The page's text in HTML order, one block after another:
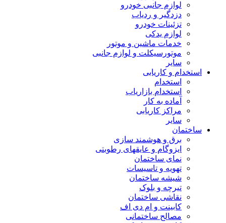
لوازم جانبی خودرو
دزدگیر و ردیاب
تزئینات خودرو
لوازم یدکی
خدمات ماشین و موتور
موتورسیکلت و لوازم جانبی
سایر
استخدام و کاریابی
استخدام
استخدام بازاریاب
آماده به کار
مراکز کاریابی
سایر
ساختمان
برق و هوشمند سازی
ایزوگام و عایقهای رطوبتی
نمای ساختمان
تهویه و تاسیسات
شیشه ساختمان
تیرچه و بلوک
نقاشی ساختمان
کابینت و ام دی اف
مصالح ساختمانی